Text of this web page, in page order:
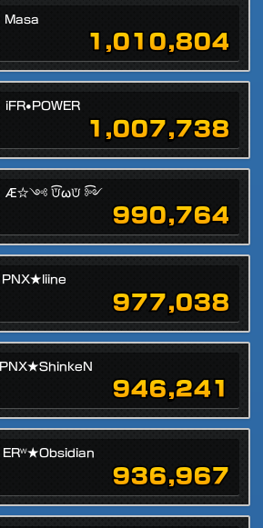
Masa
1,010,804
iFR•POWER
1,007,738
Æ☆༺ ͡ᙈωᙈ ͡༻
990,764
PNX★liine
977,038
PNX★ShinkeN
946,241
ERᵂ★Obsidian
936,967